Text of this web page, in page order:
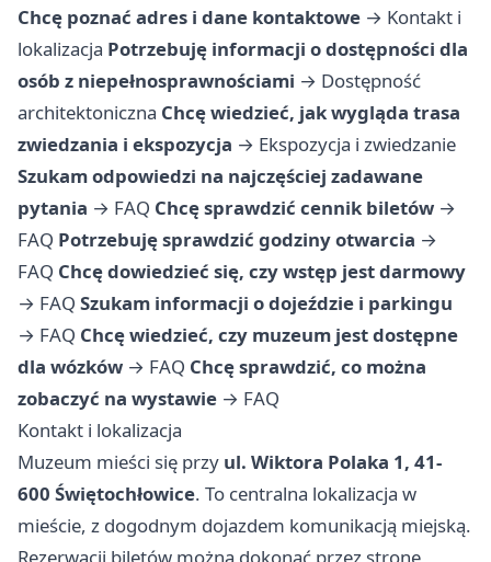
Chcę poznać adres i dane kontaktowe → Kontakt i
lokalizacja Potrzebuję informacji o dostępności dla
osób z niepełnosprawnościami → Dostępność
architektoniczna Chcę wiedzieć, jak wygląda trasa
zwiedzania i ekspozycja → Ekspozycja i zwiedzanie
Szukam odpowiedzi na najczęściej zadawane
pytania → FAQ Chcę sprawdzić cennik biletów →
FAQ Potrzebuję sprawdzić godziny otwarcia →
FAQ Chcę dowiedzieć się, czy wstęp jest darmowy
→ FAQ Szukam informacji o dojeździe i parkingu
→ FAQ Chcę wiedzieć, czy muzeum jest dostępne
dla wózków → FAQ Chcę sprawdzić, co można
zobaczyć na wystawie → FAQ
Kontakt i lokalizacja
Muzeum mieści się przy ul. Wiktora Polaka 1, 41-
600 Świętochłowice. To centralna lokalizacja w
mieście, z dogodnym dojazdem komunikacją miejską.